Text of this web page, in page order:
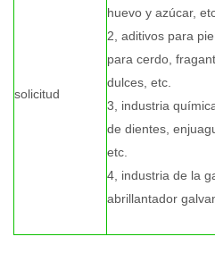
solicitud
huevo y azúcar,
2, aditivos para
para cerdo,
dulces, etc.
3, industria
de dientes,
etc.
4, industria de la
abrillantador